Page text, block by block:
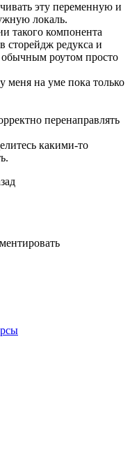
эту переменную и
локаль.
такого компонента
сторейдж редукса и
обычным роутом просто
меня на уме пока только
перенаправлять
какими-то